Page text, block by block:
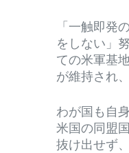
「一触即発
をしない」
ての米軍基
が維持され
わが国も自
米国の同盟
抜け出せず